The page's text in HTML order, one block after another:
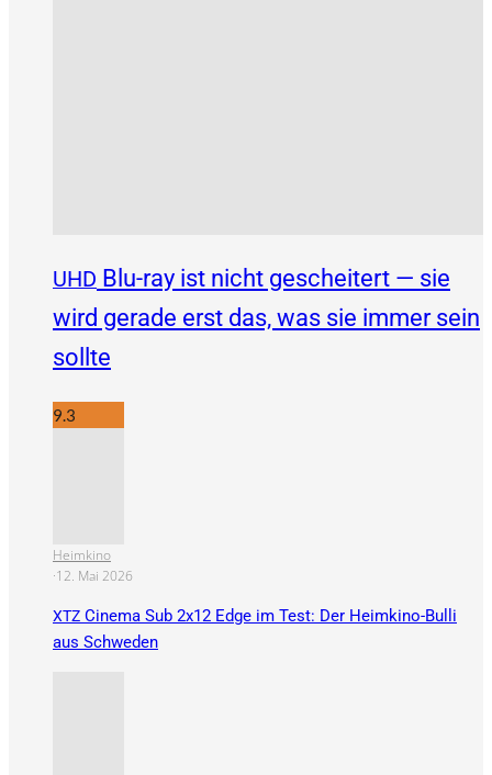
UHD Blu-ray ist nicht gescheitert — sie
wird gerade erst das, was sie immer sein
sollte
9.3
Heimkino
·12. Mai 2026
XTZ Cinema Sub 2x12 Edge im Test: Der Heimkino-Bulli
aus Schweden